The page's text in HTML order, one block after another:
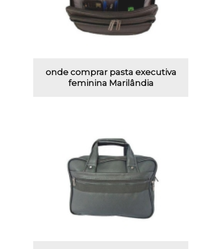
onde comprar pasta executiva
feminina Marilândia